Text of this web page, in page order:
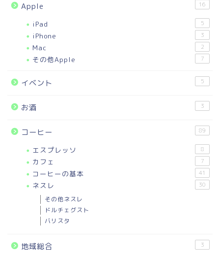
Apple 16
iPad 5
iPhone 3
Mac 2
その他Apple 7
イベント 5
お酒 3
コーヒー 89
エスプレッソ 8
カフェ 7
コーヒーの基本 41
ネスレ 30
その他ネスレ
ドルチェグスト
バリスタ
地域総合 3